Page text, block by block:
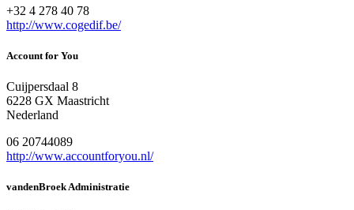
+32 4 278 40 78
http://www.cogedif.be/
Account for You
Cuijpersdaal 8
6228 GX Maastricht
Nederland
06 20744089
http://www.accountforyou.nl/
vandenBroek Administratie